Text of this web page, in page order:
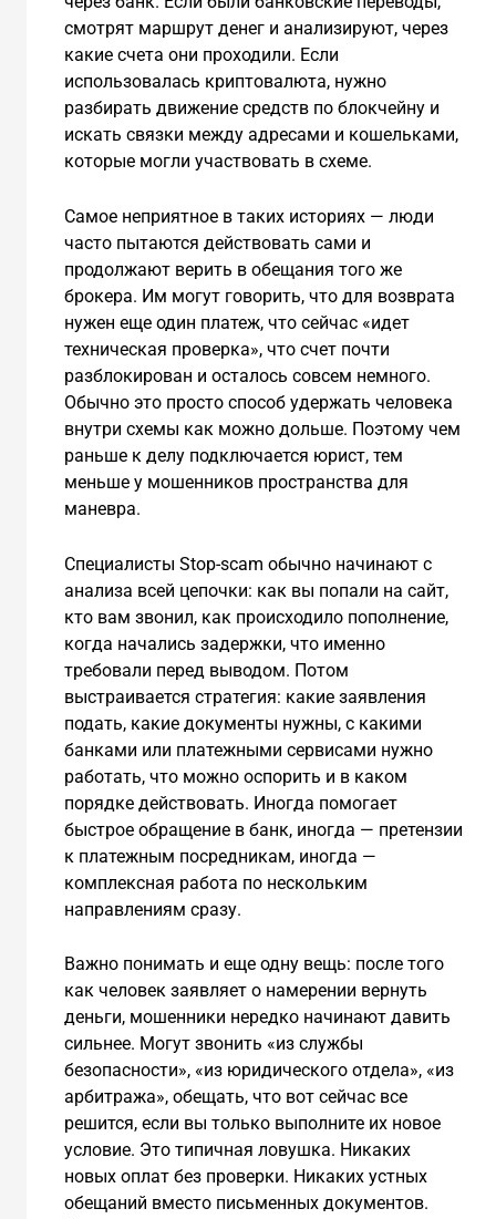
смотрят маршрут денег и анализируют, через
какие счета они проходили. Если
использовалась криптовалюта, нужно
разбирать движение средств по блокчейну и
искать связки между адресами и кошельками,
которые могли участвовать в схеме.
Самое неприятное в таких историях — люди
часто пытаются действовать сами и
продолжают верить в обещания того же
брокера. Им могут говорить, что для возврата
нужен еще один платеж, что сейчас «идет
техническая проверка», что счет почти
разблокирован и осталось совсем немного.
Обычно это просто способ удержать человека
внутри схемы как можно дольше. Поэтому чем
раньше к делу подключается юрист, тем
меньше у мошенников пространства для
маневра.
Специалисты Stop-scam обычно начинают с
анализа всей цепочки: как вы попали на сайт,
кто вам звонил, как происходило пополнение,
когда начались задержки, что именно
требовали перед выводом. Потом
выстраивается стратегия: какие заявления
подать, какие документы нужны, с какими
банками или платежными сервисами нужно
работать, что можно оспорить и в каком
порядке действовать. Иногда помогает
быстрое обращение в банк, иногда — претензии
к платежным посредникам, иногда —
комплексная работа по нескольким
направлениям сразу.
Важно понимать и еще одну вещь: после того
как человек заявляет о намерении вернуть
деньги, мошенники нередко начинают давить
сильнее. Могут звонить «из службы
безопасности», «из юридического отдела», «из
арбитража», обещать, что вот сейчас все
решится, если вы только выполните их новое
условие. Это типичная ловушка. Никаких
новых оплат без проверки. Никаких устных
обещаний вместо письменных документов.